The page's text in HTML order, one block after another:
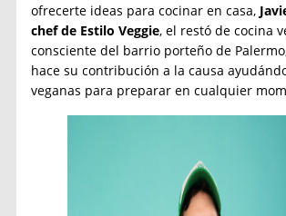
ofrecerte ideas para cocinar en casa,
chef de Estilo Veggie, el restó de cocina
consciente del barrio porteño de
hace su contribución a la causa
veganas para preparar en cualquier